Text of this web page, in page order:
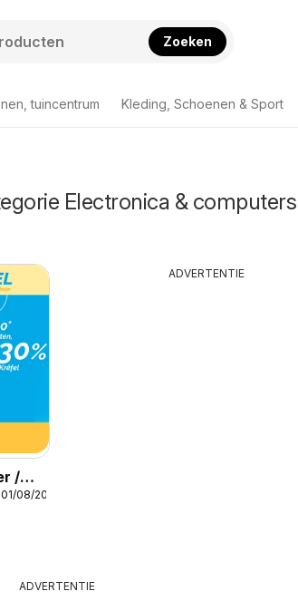
Zoeken
tuincentrum Kleding, Schoenen & Sport
Electronica &
/
08/2026
ADVERTENTIE
ADVERTENTIE